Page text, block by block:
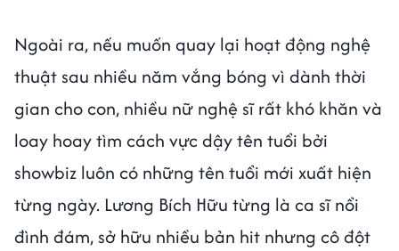
Ngoài ra, nếu muốn quay lại hoạt động nghệ
thuật sau nhiều năm vắng bóng vì dành thời
gian cho con, nhiều nữ nghệ sĩ rất khó khăn và
loay hoay tìm cách vực dậy tên tuổi bởi
showbiz luôn có những tên tuổi mới xuất hiện
từng ngày. Lương Bích Hữu từng là ca sĩ nổi
đình đám, sở hữu nhiều bản hit nhưng cô đột